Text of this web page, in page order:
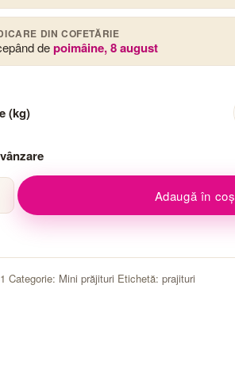
DIN COFETĂRIE
depoimâine, 8 august
(kg)
Adaugă în coș
Categorie: Mini prăjituri Etichetă:prajituri